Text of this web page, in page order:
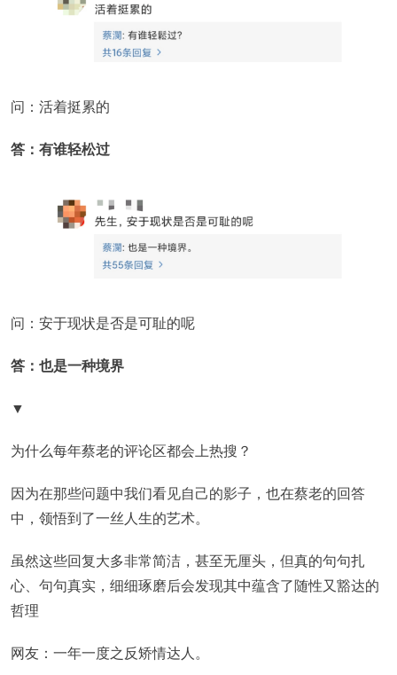
问：活着挺累的
答：有谁轻松过
问：安于现状是否是可耻的呢
答：也是一种境界
▼
为什么每年蔡老的评论区都会上热搜？
因为在那些问题中我们看见自己的影子，也在蔡老的回答
中，领悟到了一丝人生的艺术。
虽然这些回复大多非常简洁，甚至无厘头，但真的句句扎
心、句句真实，细细琢磨后会发现其中蕴含了随性又豁达的
哲理
网友：一年一度之反矫情达人。